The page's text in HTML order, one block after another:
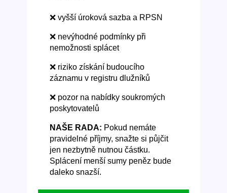
❌ vyšší úroková sazba a RPSN
❌ nevýhodné podmínky při
nemožnosti splácet
❌ riziko získání budoucího
záznamu v registru dlužníků
❌ pozor na nabídky soukromých
poskytovatelů
NAŠE RADA: Pokud nemáte
pravidelné příjmy, snažte si půjčit
jen nezbytně nutnou částku.
Splácení menší sumy peněz bude
daleko snazší.